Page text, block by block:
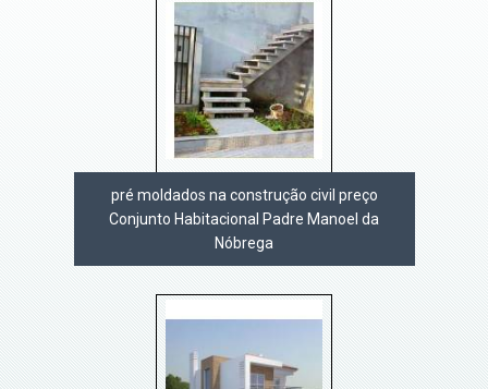
pré moldados na construção civil preço
Conjunto Habitacional Padre Manoel da
Nóbrega